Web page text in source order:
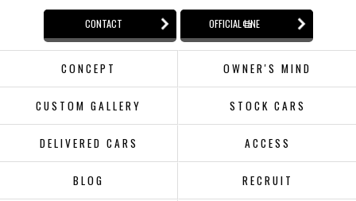
CONTACT OFFICIAL LINE
CONCEPT OWNER'S MIND
CUSTOM GALLERY STOCK CARS
DELIVERED CARS ACCESS
BLOG RECRUIT